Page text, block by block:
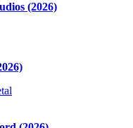
(2026)